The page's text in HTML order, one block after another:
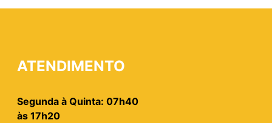
ATENDIMENTO
Segunda à Quinta: 07h40
às 17h20